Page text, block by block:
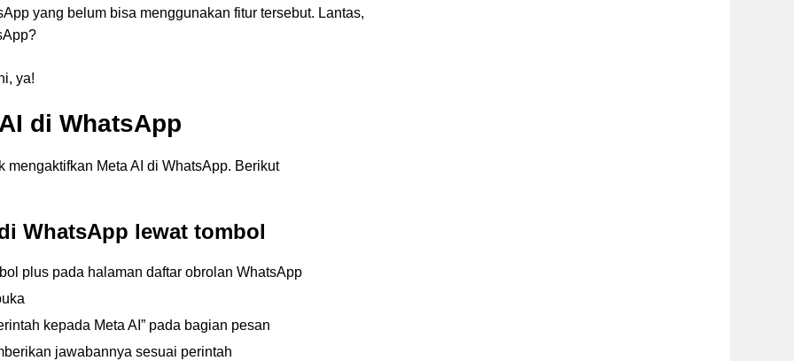
yang belum bisa menggunakan fitur tersebut. Lantas,
ya!
di WhatsApp
Meta AI di WhatsApp. Berikut
WhatsApp lewat tombol
plus pada halaman daftar obrolan WhatsApp
kepada Meta AI” pada bagian pesan
jawabannya sesuai perintah